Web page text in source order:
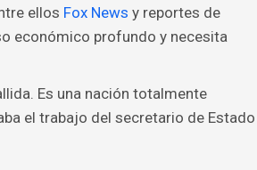
ellos Fox News y reportes de
económico profundo y necesita
Es una nación totalmente
el trabajo del secretario de Estado